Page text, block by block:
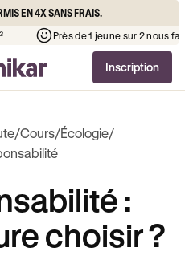
EN 4X SANS FRAIS.
1ère auto-école de France³
Inscription
/Cours/Écologie/
:
choisir ?